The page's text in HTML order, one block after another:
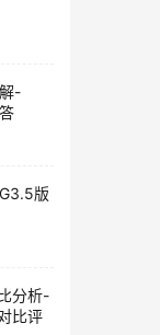
-
版
分析-
比评